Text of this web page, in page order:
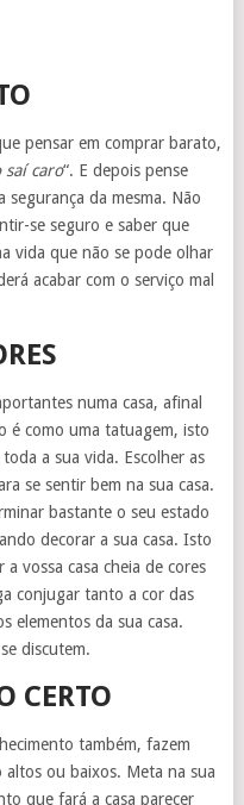
pensar em comprar barato,
caro“. E depois pense
segurança da mesma. Não
se seguro e saber que
vida que não se pode olhar
acabar com o serviço mal
numa casa, afinal
é como uma tatuagem, isto
a sua vida. Escolher as
se sentir bem na sua casa.
bastante o seu estado
decorar a sua casa. Isto
vossa casa cheia de cores
conjugar tanto a cor das
elementos da sua casa.
discutem.
CERTO
também, fazem
ou baixos. Meta na sua
que fará a casa parecer